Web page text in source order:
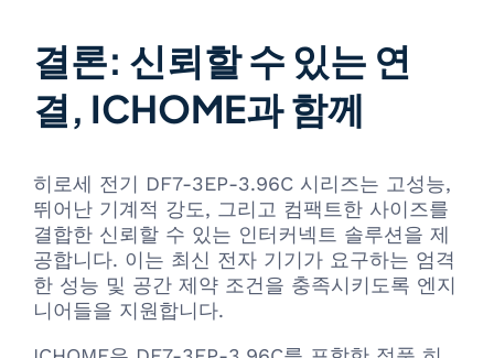
결론: 신뢰할 수 있는 연
결, ICHOME과 함께
히로세 전기 DF7-3EP-3.96C 시리즈는 고성능,
뛰어난 기계적 강도, 그리고 컴팩트한 사이즈를
결합한 신뢰할 수 있는 인터커넥트 솔루션을 제
공합니다. 이는 최신 전자 기기가 요구하는 엄격
한 성능 및 공간 제약 조건을 충족시키도록 엔지
니어들을 지원합니다.